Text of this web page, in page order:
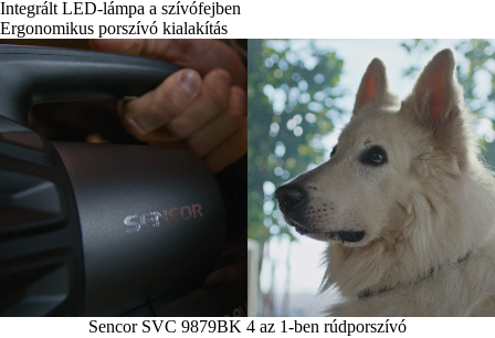
Integrált LED-lámpa a szívófejben
Ergonomikus porszívó kialakítás
Sencor SVC 9879BK 4 az 1-ben rúdporszívó